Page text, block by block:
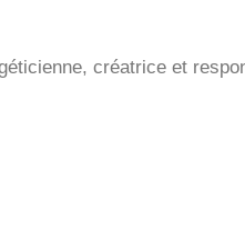
créatrice et